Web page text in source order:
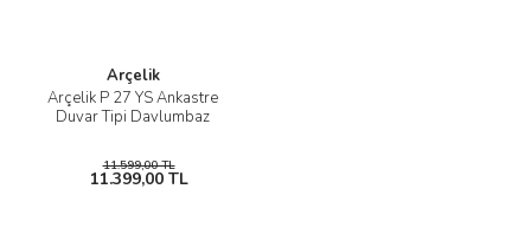
Arçelik
Arçelik P 27 YS Ankastre
Duvar Tipi Davlumbaz
11.599,00 TL
11.399,00 TL